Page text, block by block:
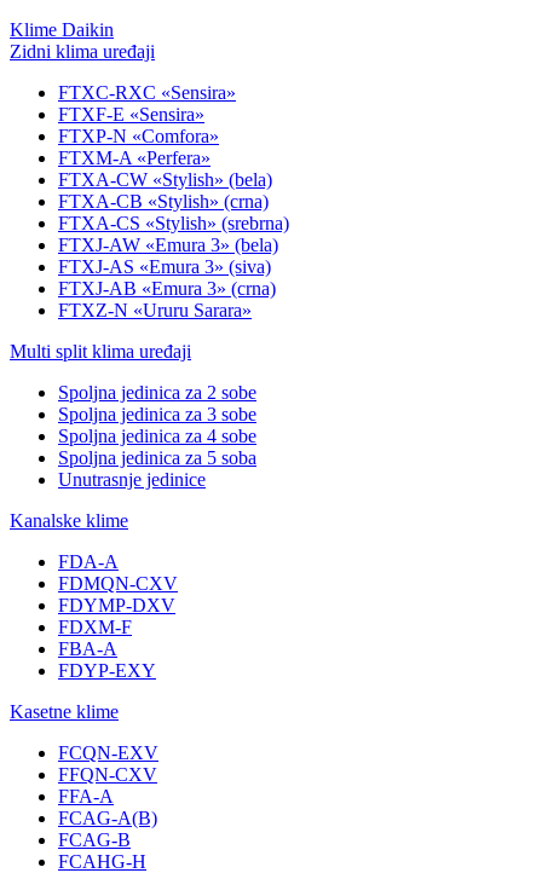
Klime Daikin
Zidni klima uređaji
FTXC-RXC «Sensira»
FTXF-E «Sensira»
FTXP-N «Comfora»
FTXM-A «Perfera»
FTXA-CW «Stylish» (bela)
FTXA-CB «Stylish» (crna)
FTXA-CS «Stylish» (srebrna)
FTXJ-AW «Emura 3» (bela)
FTXJ-AS «Emura 3» (siva)
FTXJ-AB «Emura 3» (crna)
FTXZ-N «Ururu Sarara»
Multi split klima uređaji
Spoljna jedinica za 2 sobe
Spoljna jedinica za 3 sobe
Spoljna jedinica za 4 sobe
Spoljna jedinica za 5 soba
Unutrasnje jedinice
Kanalske klime
FDA-A
FDMQN-CXV
FDYMP-DXV
FDXM-F
FBA-A
FDYP-EXY
Kasetne klime
FCQN-EXV
FFQN-CXV
FFA-A
FCAG-A(B)
FCAG-B
FCAHG-H